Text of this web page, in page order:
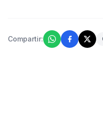
Compartir: